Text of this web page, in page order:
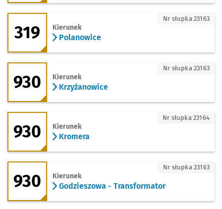
319 - kierunek Polanowice
319 Kierunek
Polanowice
Nr słupka 23163
930 - kierunek Krzyżanowice
930 Kierunek
Krzyżanowice
Nr słupka 23163
930 - kierunek Kromera
930 Kierunek
Kromera
Nr słupka 23164
930 - kierunek Godzieszowa -
930 Kierunek
Godzieszowa - Transformator
Nr słupka 23163